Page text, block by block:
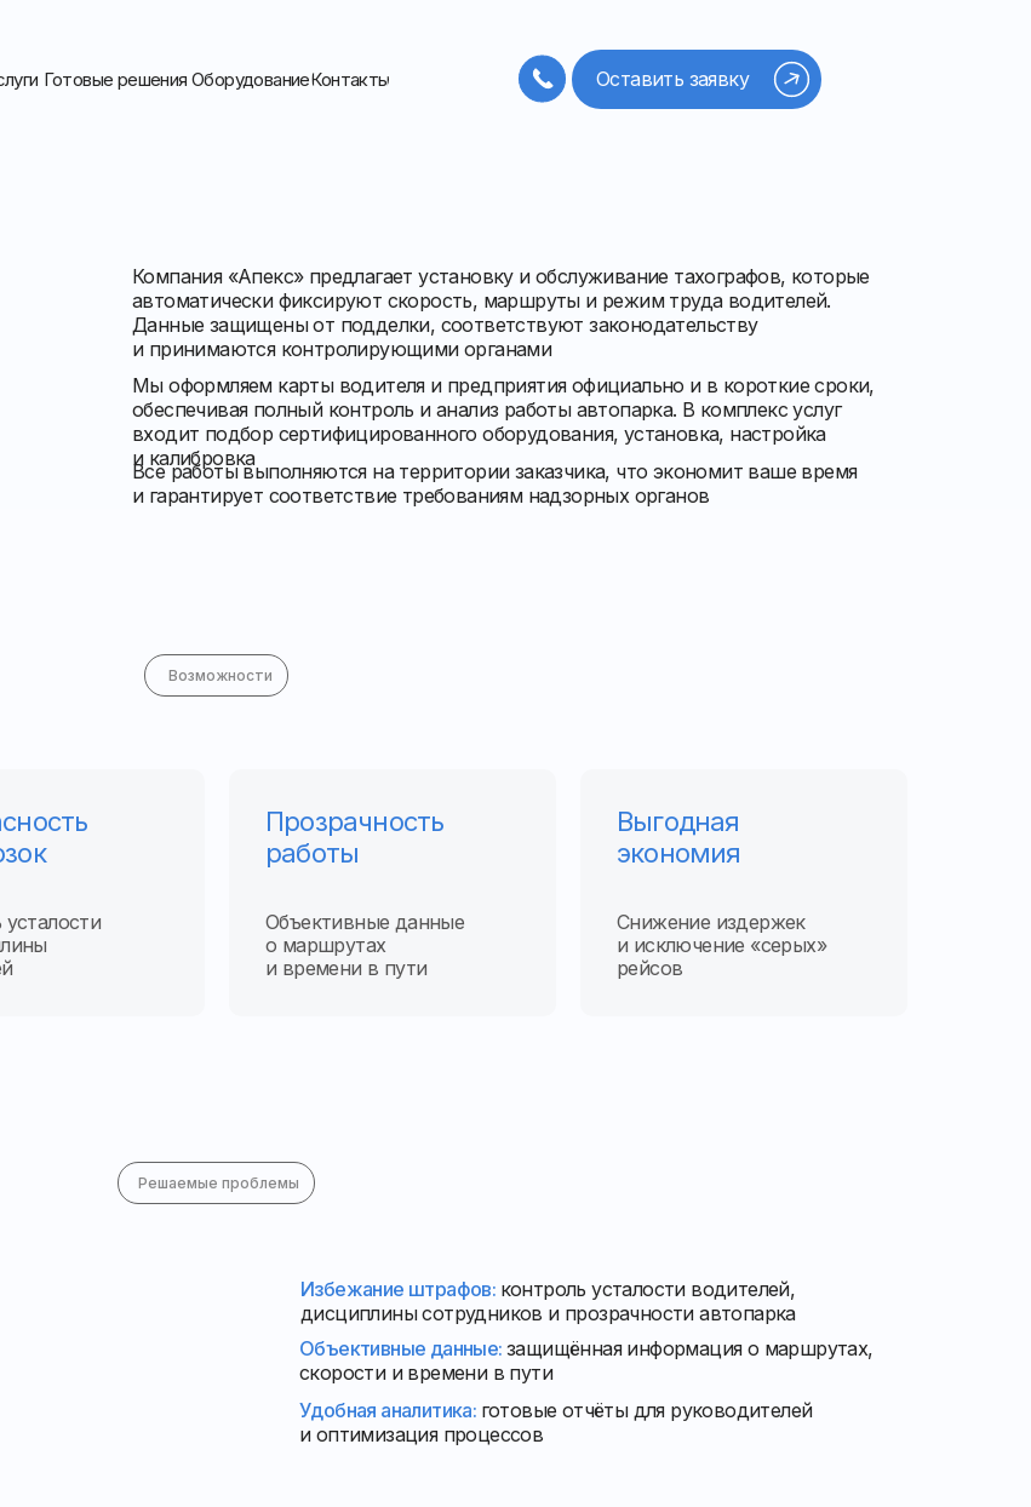
Готовые решения ОборудованиеКонтакты Оставить заявку
Компания «Апекс» предлагает установку и обслуживание тахографов, которые
автоматически фиксируют скорость, маршруты и режим труда водителей.
Данные защищены от подделки, соответствуют законодательству
и принимаются контролирующими органами
Мы оформляем карты водителя и предприятия официально и в короткие сроки,
обеспечивая полный контроль и анализ работы автопарка. В комплекс услуг
входит подбор сертифицированного оборудования, установка, настройка
и калибровка
Все работы выполняются на территории заказчика, что экономит ваше время
и гарантирует соответствие требованиям надзорных органов
Возможности
Прозрачность
работы
Объективные данные
о маршрутах
и времени в пути
Выгодная
экономия
Снижение издержек
и исключение «серых»
рейсов
Избежание штрафов: контроль усталости водителей,
дисциплины сотрудников и прозрачности автопарка
Удобная аналитика: готовые отчёты для руководителей
и оптимизация процессов
Объективные данные:защищённая информация о маршрутах,
скорости и времени в пути
Решаемые проблемы